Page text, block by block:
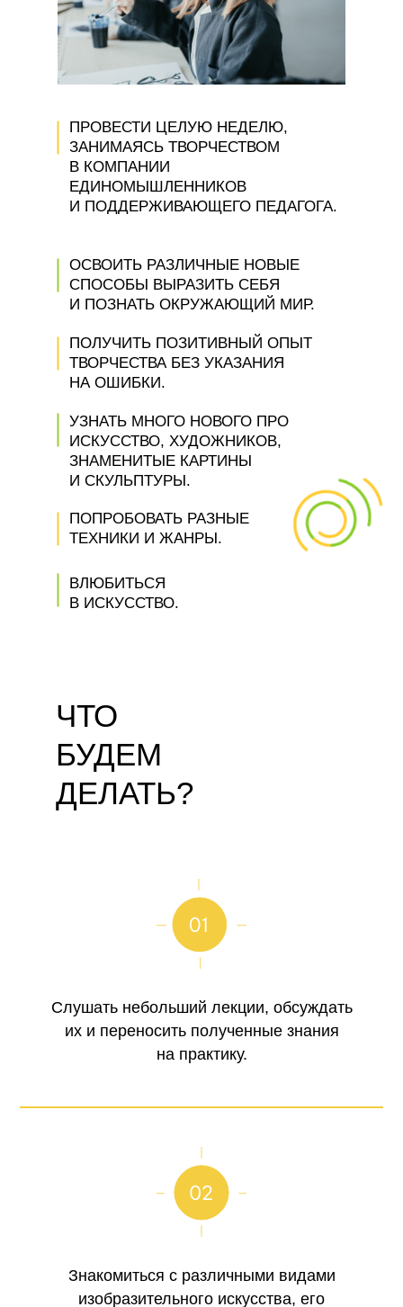
ПРОВЕСТИ ЦЕЛУЮ НЕДЕЛЮ,
ЗАНИМАЯСЬ ТВОРЧЕСТВОМ
В КОМПАНИИ
ЕДИНОМЫШЛЕННИКОВ
И ПОДДЕРЖИВАЮЩЕГО ПЕДАГОГА.
ОСВОИТЬ РАЗЛИЧНЫЕ НОВЫЕ
СПОСОБЫ ВЫРАЗИТЬ СЕБЯ
И ПОЗНАТЬ ОКРУЖАЮЩИЙ МИР.
ПОЛУЧИТЬ ПОЗИТИВНЫЙ ОПЫТ
ТВОРЧЕСТВА БЕЗ УКАЗАНИЯ
НА ОШИБКИ.
ВЛЮБИТЬСЯ
В ИСКУССТВО.
ПОПРОБОВАТЬ РАЗНЫЕ
ТЕХНИКИ И ЖАНРЫ.
УЗНАТЬ МНОГО НОВОГО ПРО
ИСКУССТВО, ХУДОЖНИКОВ,
ЗНАМЕНИТЫЕ КАРТИНЫ
И СКУЛЬПТУРЫ.
ЧТО
БУДЕМ
ДЕЛАТЬ?
Слушать небольший лекции, обсуждать
их и переносить полученные знания
на практику.
Знакомиться с различными видами
изобразительного искусства, его